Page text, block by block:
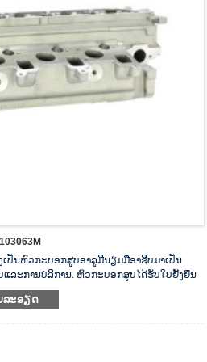
ປັນຫົວກະບອກສູບອາລູມີນຽມມືອາຊີບມາເປັນ
ແລະການບໍລິການ. ຫົວກະບອກສູບໄດ້ຮັບໃບຢັ້ງຢືນ
“ຫົວກະບອກສູບທີ່ມີຄວາມປະທັບຕາສູງ”, “ອາຍຸ
ບ” ແລະສິດທິບັດຮູບແບບສາທາລະນູປະໂພກອື່ນໆ
ລະອຽດ